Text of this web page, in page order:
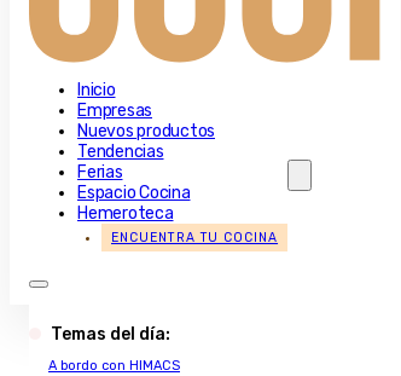
Inicio
Empresas
Nuevos productos
Tendencias
Ferias
Espacio Cocina
Hemeroteca
ENCUENTRA TU COCINA
Temas del día:
A bordo con HIMACS